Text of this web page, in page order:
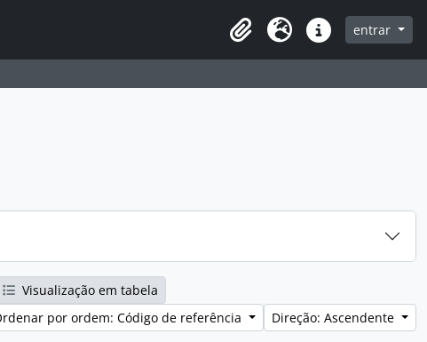
Clipboard
Idioma Ligações rápidas
entrar
Visualização em tabela
por ordem: Código de referência
Direção: Ascendente